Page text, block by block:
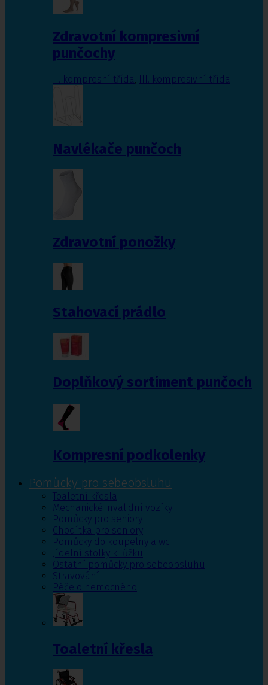
Zdravotní kompresivní
punčochy
II. kompresní třída III. kompresivní třída
Navlékače punčoch
Zdravotní ponožky
Stahovací prádlo
Doplňkový sortiment punčoch
Kompresní podkolenky
Pomůcky pro sebeobsluhu
Toaletní křesla
Mechanické invalidní vozíky
Pomůcky pro seniory
Chodítka pro seniory
Pomůcky do koupelny a wc
Jídelní stolky k lůžku
Ostatní pomůcky pro sebeobsluhu
Stravování
Péče o nemocného
Toaletní křesla